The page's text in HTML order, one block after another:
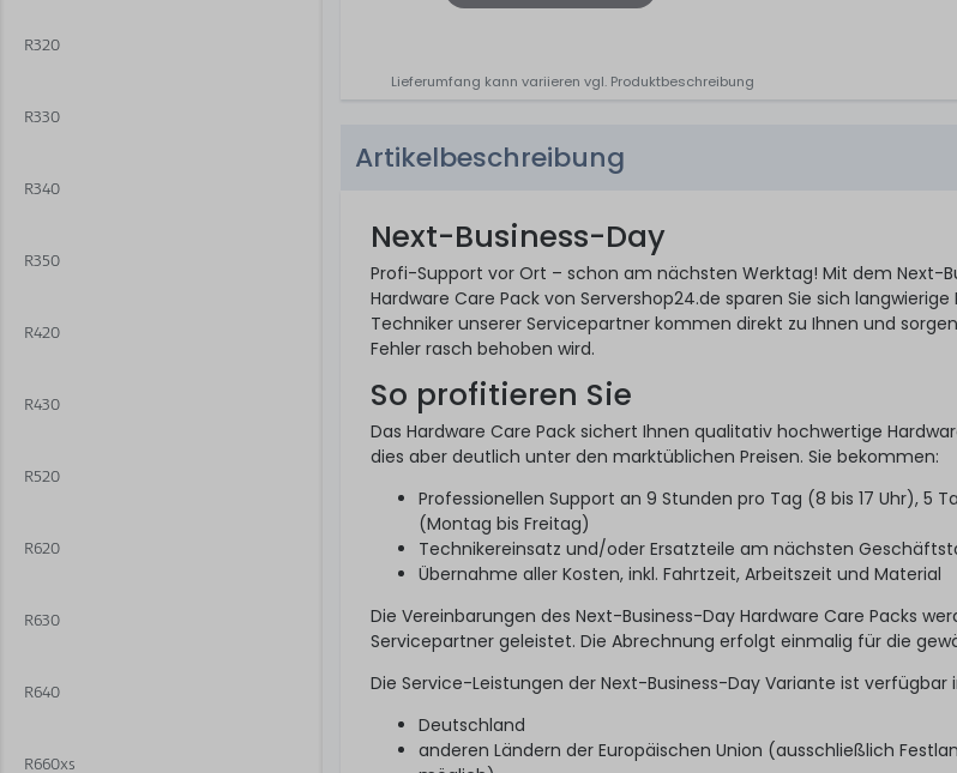
R320
R330
R340
R350
R420
R430
R520
R620
R630
R640
R660xs
Lieferumfang kann variieren vgl. Produktbeschreibung
Artikelbeschreibung
Next-Business-Day
Profi-Support vor Ort – schon am nächsten Werktag! Mit dem Next-
Hardware Care Pack von Servershop24.de sparen Sie sich langwierige
Techniker unserer Servicepartner kommen direkt zu Ihnen und
Fehler rasch behoben wird.
So profitieren Sie
Das Hardware Care Pack sichert Ihnen qualitativ hochwertige
dies aber deutlich unter den marktüblichen Preisen. Sie bekommen:
Professionellen Support an 9 Stunden pro Tag (8 bis 17 Uhr), 5
(Montag bis Freitag)
Technikereinsatz und/oder Ersatzteile am nächsten
Übernahme aller Kosten, inkl. Fahrtzeit, Arbeitszeit und Material
Die Vereinbarungen des Next-Business-Day Hardware Care Packs
Servicepartner geleistet. Die Abrechnung erfolgt einmalig für die
Die Service-Leistungen der Next-Business-Day Variante ist verfügbar
Deutschland
anderen Ländern der Europäischen Union (ausschließlich